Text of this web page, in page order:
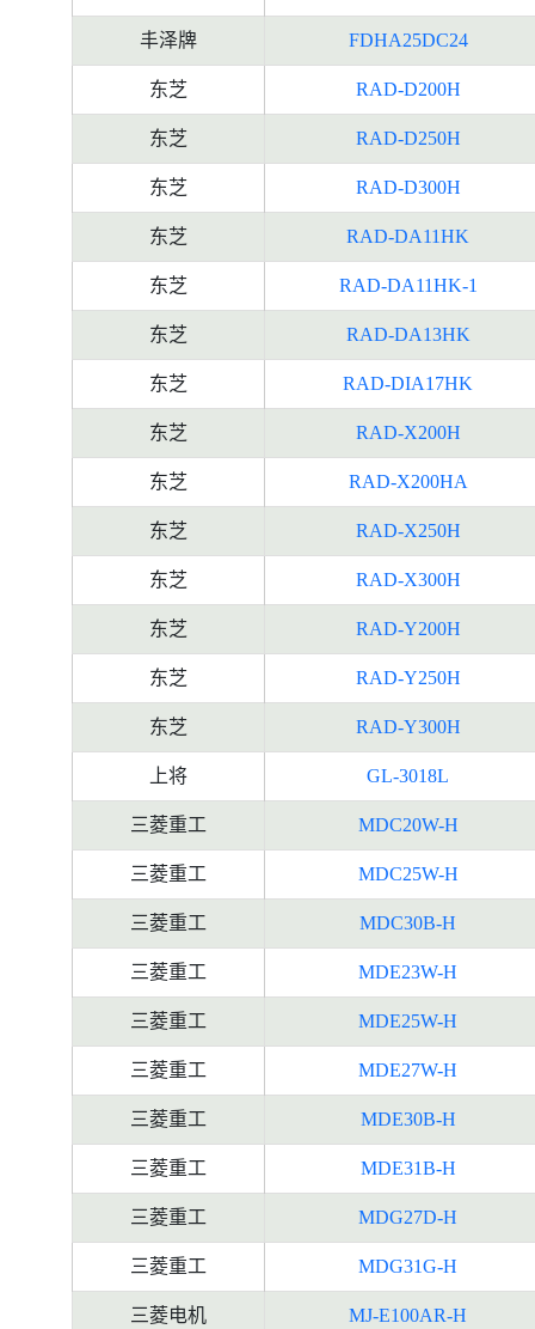
丰泽牌 FDHA25DC24
东芝 RAD-D200H
东芝 RAD-D250H
东芝 RAD-D300H
东芝 RAD-DA11HK
东芝 RAD-DA11HK-1
东芝 RAD-DA13HK
东芝 RAD-DIA17HK
东芝 RAD-X200H
东芝 RAD-X200HA
东芝 RAD-X250H
东芝 RAD-X300H
东芝 RAD-Y200H
东芝 RAD-Y250H
东芝 RAD-Y300H
上将 GL-3018L
三菱重工 MDC20W-H
三菱重工 MDC25W-H
三菱重工 MDC30B-H
三菱重工 MDE23W-H
三菱重工 MDE25W-H
三菱重工 MDE27W-H
三菱重工 MDE30B-H
三菱重工 MDE31B-H
三菱重工 MDG27D-H
三菱重工 MDG31G-H
三菱电机 MJ-E100AR-H